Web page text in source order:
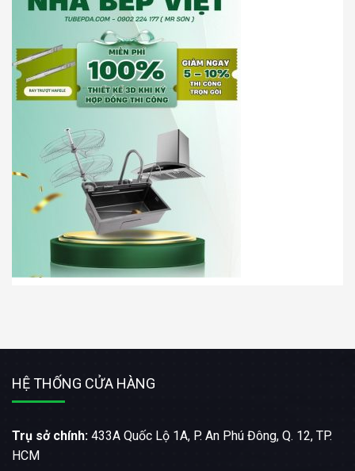
HỆ THỐNG CỬA HÀNG
Trụ sở chính: 433A Quốc Lộ 1A, P. An Phú Đông, Q. 12, TP.
HCM